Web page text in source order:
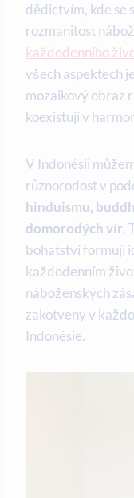
dědictvím, kde se
rozmanitost
každodenního
všech aspektech
mozaikový obraz
koexistují v
V Indonésii
různorodost v
hinduismu,
domorodých vír.
bohatství formují
každodenním
náboženských
zakotveny v
Indonésie.